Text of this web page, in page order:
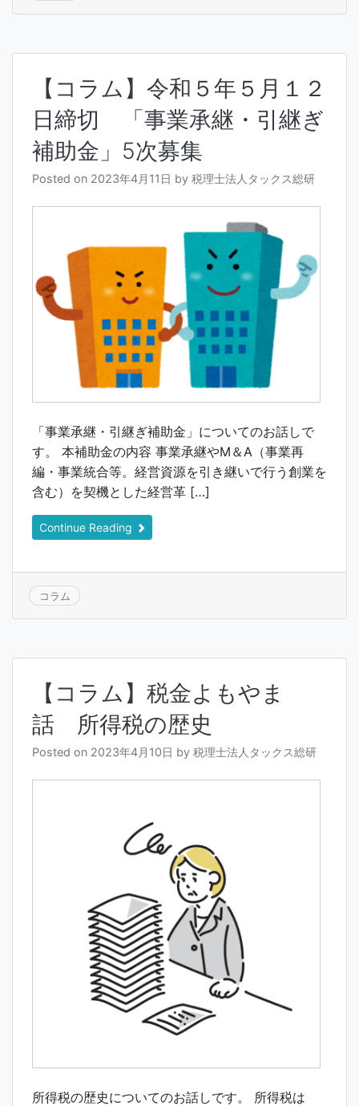
【コラム】令和５年５月１２
日締切 「事業承継・引継ぎ
補助金」5次募集
Posted on 2023年4月11日 by 税理士法人タックス総研
「事業承継・引継ぎ補助金」についてのお話しで
す。 本補助金の内容 事業承継やM＆A（事業再
編・事業統合等。経営資源を引き継いで行う創業を
含む）を契機とした経営革 […]
Continue Reading
コラム
【コラム】税金よもやま
話 所得税の歴史
Posted on 2023年4月10日 by 税理士法人タックス総研
所得税の歴史についてのお話しです。 所得税は